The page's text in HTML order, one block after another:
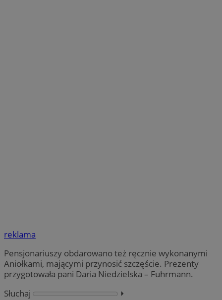
reklama
Pensjonariuszy obdarowano też ręcznie wykonanymi
Aniołkami, mającymi przynosić szczęście. Prezenty
przygotowała pani Daria Niedzielska – Fuhrmann.
Słuchaj
⏵︎